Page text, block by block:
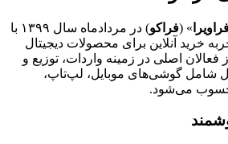
» (فراکو
) در مردادماه سال ۱۳۹۹ با
خرید آنلاین برای محصولات دیجیتال
اصلی در زمینه واردات، توزیع و
شامل گوشی‌های موبایل، لپ‌تاپ،
محسوب می‌شود.